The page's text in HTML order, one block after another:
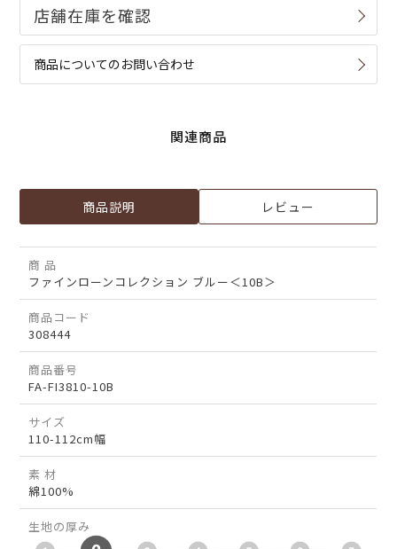
商品についてのお問い合わせ
関連商品
商品説明 レビュー
商 品
ファインローンコレクション ブルー＜10B＞
商品コード
308444
商品番号
FA-FI3810-10B
サイズ
110-112cm幅
素 材
綿100%
生地の厚み